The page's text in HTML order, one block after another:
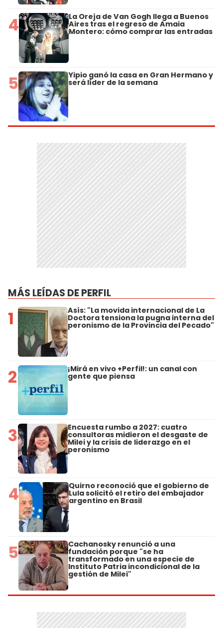
4 La Oreja de Van Gogh llega a Buenos
Aires tras el regreso de Amaia
Montero: cómo comprar las entradas
5 Yipio ganó la casa en Gran Hermano y
será líder de la semana
MÁS LEÍDAS DE PERFIL
1 Asís: "La movida internacional de La
Doctora tensiona la pugna interna del
peronismo de la Provincia del Pecado"
2 ¡Mirá en vivo +Perfil!: un canal con
gente que piensa
3 Encuesta rumbo a 2027: cuatro
consultoras midieron el desgaste de
Milei y la crisis de liderazgo en el
peronismo
4 Quirno reconoció que el gobierno de
Lula solicitó el retiro del embajador
argentino en Brasil
5 Cachanosky renunció a una
fundación porque "se ha
transformado en una especie de
Instituto Patria incondicional de la
gestión de Milei"